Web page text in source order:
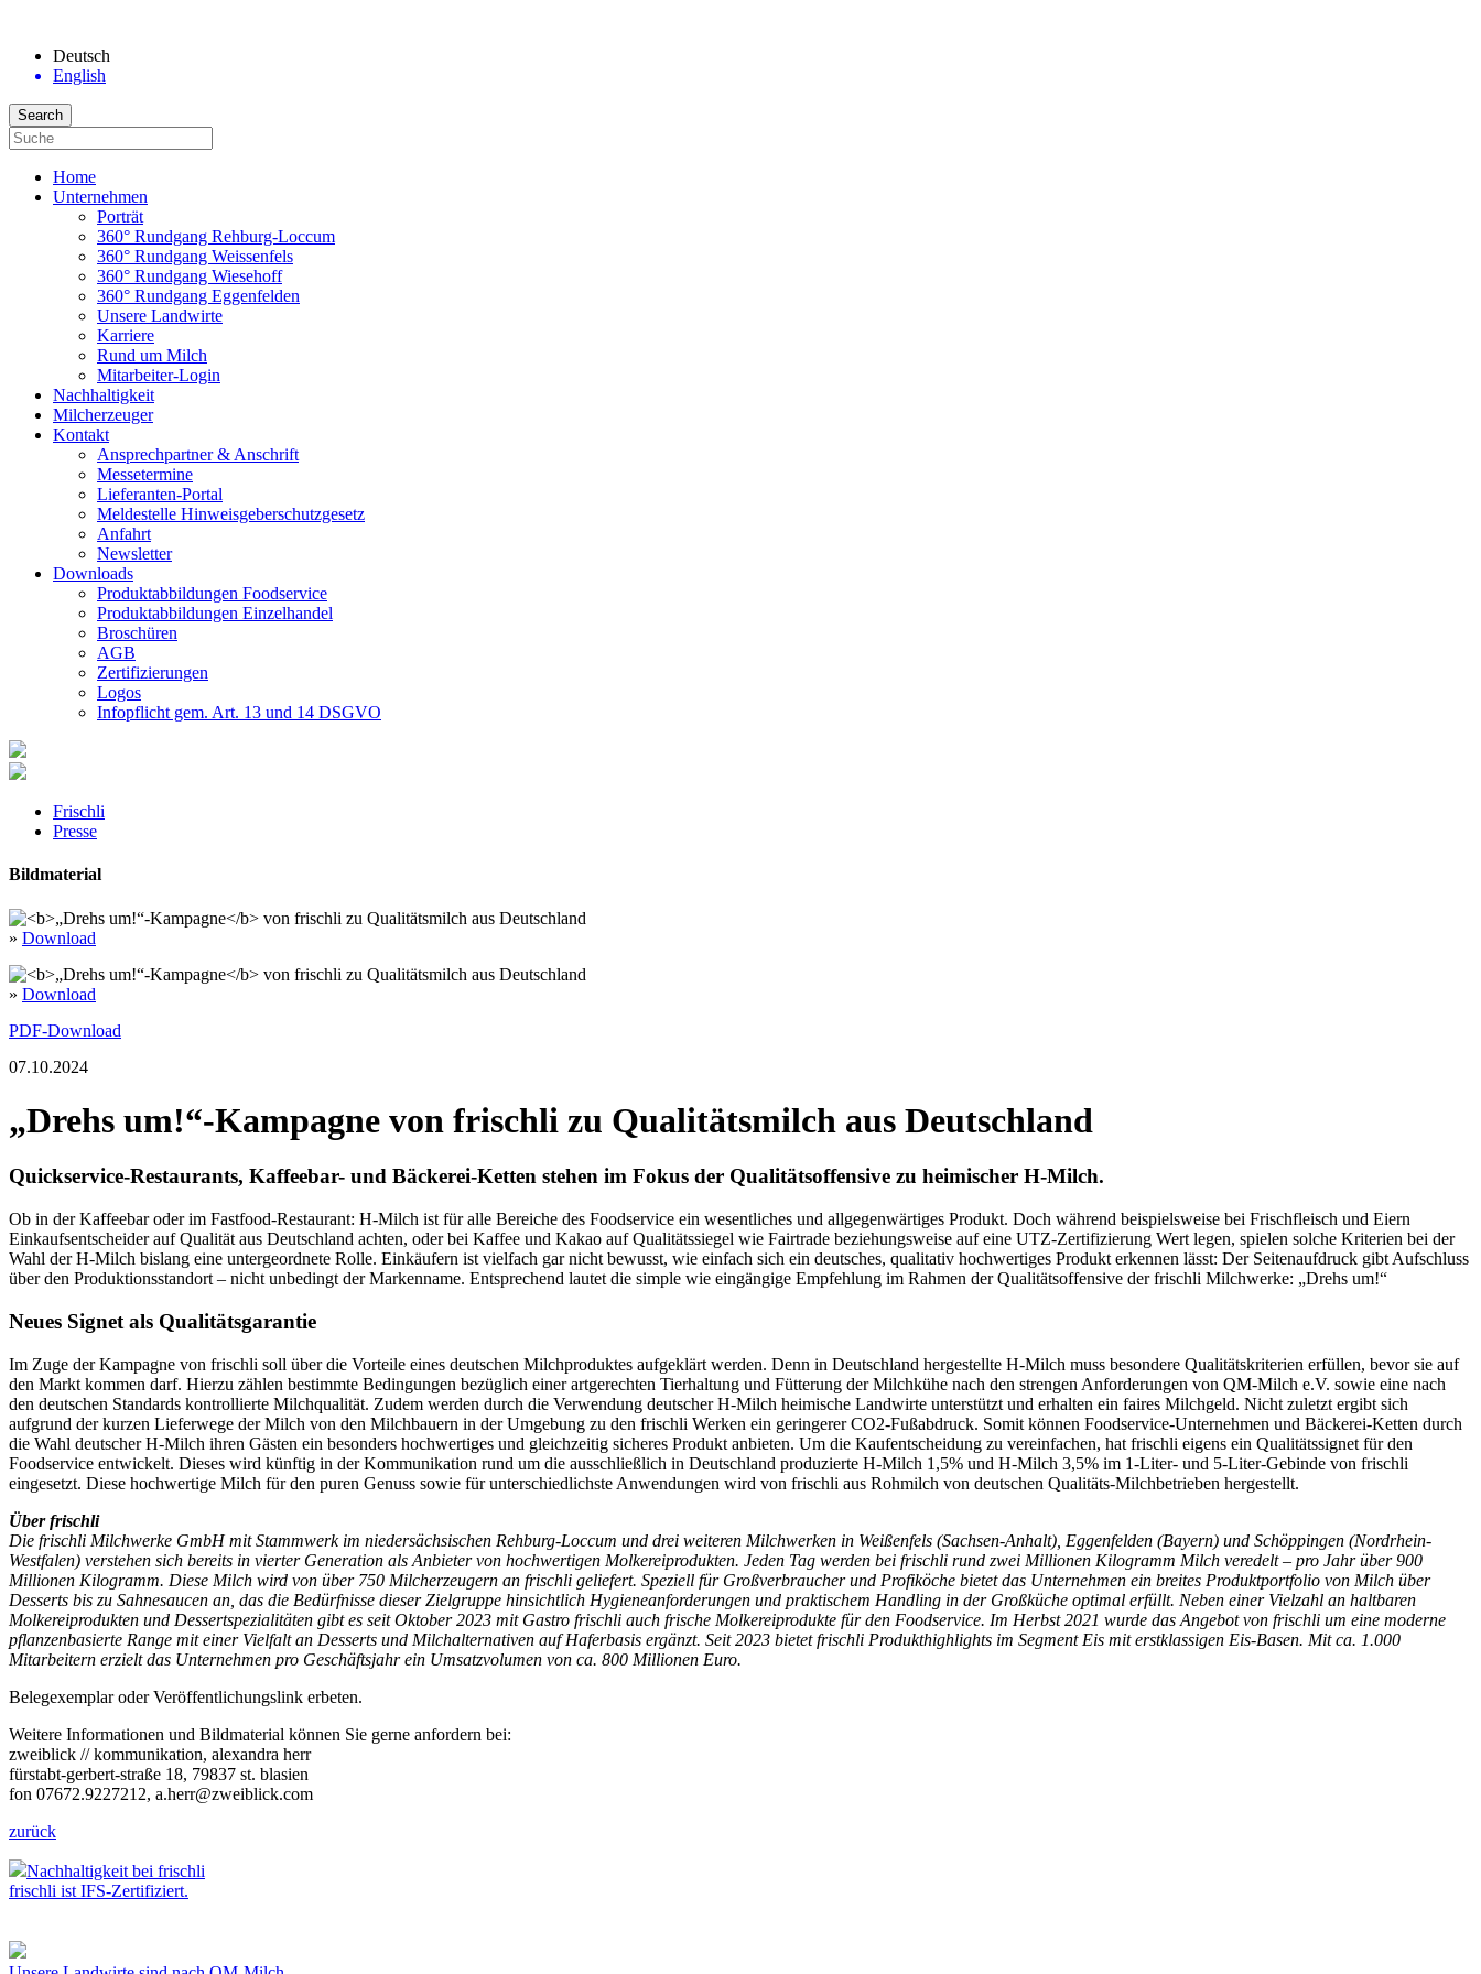
Deutsch
English
Home
Unternehmen
Porträt
360° Rundgang Rehburg-Loccum
360° Rundgang Weissenfels
360° Rundgang Wiesehoff
360° Rundgang Eggenfelden
Unsere Landwirte
Karriere
Rund um Milch
Mitarbeiter-Login
Nachhaltigkeit
Milcherzeuger
Kontakt
Ansprechpartner & Anschrift
Messetermine
Lieferanten-Portal
Meldestelle Hinweisgeberschutzgesetz
Anfahrt
Newsletter
Downloads
Produktabbildungen Foodservice
Produktabbildungen Einzelhandel
Broschüren
AGB
Zertifizierungen
Logos
Infopflicht gem. Art. 13 und 14 DSGVO
Frischli
Presse
Bildmaterial
» Download
» Download
PDF-Download
07.10.2024
„Drehs um!“-Kampagne von frischli zu Qualitätsmilch aus Deutschland
Quickservice-Restaurants, Kaffeebar- und Bäckerei-Ketten stehen im Fokus der Qualitätsoffensive zu heimischer H-Milch.
Ob in der Kaffeebar oder im Fastfood-Restaurant: H-Milch ist für alle Bereiche des Foodservice ein wesentliches und allgegenwärtiges Produkt. Doch während beispielsweise bei Frischfleisch und Eiern
Einkaufsentscheider auf Qualität aus Deutschland achten, oder bei Kaffee und Kakao auf Qualitätssiegel wie Fairtrade beziehungsweise auf eine UTZ-Zertifizierung Wert legen, spielen solche Kriterien bei der
Wahl der H-Milch bislang eine untergeordnete Rolle. Einkäufern ist vielfach gar nicht bewusst, wie einfach sich ein deutsches, qualitativ hochwertiges Produkt erkennen lässt: Der Seitenaufdruck gibt Aufschluss
über den Produktionsstandort – nicht unbedingt der Markenname. Entsprechend lautet die simple wie eingängige Empfehlung im Rahmen der Qualitätsoffensive der frischli Milchwerke: „Drehs um!“
Neues Signet als Qualitätsgarantie
Im Zuge der Kampagne von frischli soll über die Vorteile eines deutschen Milchproduktes aufgeklärt werden. Denn in Deutschland hergestellte H-Milch muss besondere Qualitätskriterien erfüllen, bevor sie auf
den Markt kommen darf. Hierzu zählen bestimmte Bedingungen bezüglich einer artgerechten Tierhaltung und Fütterung der Milchkühe nach den strengen Anforderungen von QM-Milch e.V. sowie eine nach
den deutschen Standards kontrollierte Milchqualität. Zudem werden durch die Verwendung deutscher H-Milch heimische Landwirte unterstützt und erhalten ein faires Milchgeld. Nicht zuletzt ergibt sich
aufgrund der kurzen Lieferwege der Milch von den Milchbauern in der Umgebung zu den frischli Werken ein geringerer CO2-Fußabdruck. Somit können Foodservice-Unternehmen und Bäckerei-Ketten durch
die Wahl deutscher H-Milch ihren Gästen ein besonders hochwertiges und gleichzeitig sicheres Produkt anbieten. Um die Kaufentscheidung zu vereinfachen, hat frischli eigens ein Qualitätssignet für den
Foodservice entwickelt. Dieses wird künftig in der Kommunikation rund um die ausschließlich in Deutschland produzierte H-Milch 1,5% und H-Milch 3,5% im 1-Liter- und 5-Liter-Gebinde von frischli
eingesetzt. Diese hochwertige Milch für den puren Genuss sowie für unterschiedlichste Anwendungen wird von frischli aus Rohmilch von deutschen Qualitäts-Milchbetrieben hergestellt.
Über frischli
Die frischli Milchwerke GmbH mit Stammwerk im niedersächsischen Rehburg-Loccum und drei weiteren Milchwerken in Weißenfels (Sachsen-Anhalt), Eggenfelden (Bayern) und Schöppingen (Nordrhein-
Westfalen) verstehen sich bereits in vierter Generation als Anbieter von hochwertigen Molkereiprodukten. Jeden Tag werden bei frischli rund zwei Millionen Kilogramm Milch veredelt – pro Jahr über 900
Millionen Kilogramm. Diese Milch wird von über 750 Milcherzeugern an frischli geliefert. Speziell für Großverbraucher und Profiköche bietet das Unternehmen ein breites Produktportfolio von Milch über
Desserts bis zu Sahnesaucen an, das die Bedürfnisse dieser Zielgruppe hinsichtlich Hygieneanforderungen und praktischem Handling in der Großküche optimal erfüllt. Neben einer Vielzahl an haltbaren
Molkereiprodukten und Dessertspezialitäten gibt es seit Oktober 2023 mit Gastro frischli auch frische Molkereiprodukte für den Foodservice. Im Herbst 2021 wurde das Angebot von frischli um eine moderne
pflanzenbasierte Range mit einer Vielfalt an Desserts und Milchalternativen auf Haferbasis ergänzt. Seit 2023 bietet frischli Produkthighlights im Segment Eis mit erstklassigen Eis-Basen. Mit ca. 1.000
Mitarbeitern erzielt das Unternehmen pro Geschäftsjahr ein Umsatzvolumen von ca. 800 Millionen Euro.
Belegexemplar oder Veröffentlichungslink erbeten.
Weitere Informationen und Bildmaterial können Sie gerne anfordern bei:
zweiblick // kommunikation, alexandra herr
fürstabt-gerbert-straße 18, 79837 st. blasien
fon 07672.9227212, a.herr@zweiblick.com
zurück
Nachhaltigkeit bei frischli
frischli ist IFS-Zertifiziert.